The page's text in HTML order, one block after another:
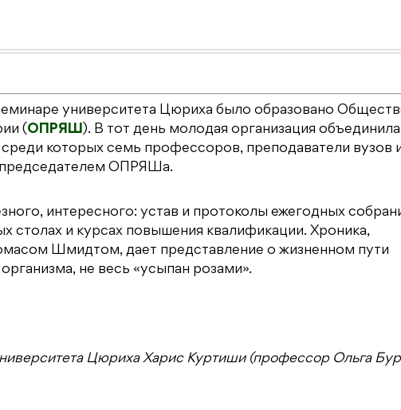
университета Цюриха было образовано
(ОПРЯШ ). В тот день молодая организация объединила
которых семь профессоров, преподаватели вузов
председателем ОПРЯШа.
интересного: устав и протоколы ежегодных
столах и курсах повышения квалификации. Хроника,
Шмидтом, дает представление о жизненном пути
не весь «усыпан розами».
Цюриха Харис Куртиши (профессор Ольга